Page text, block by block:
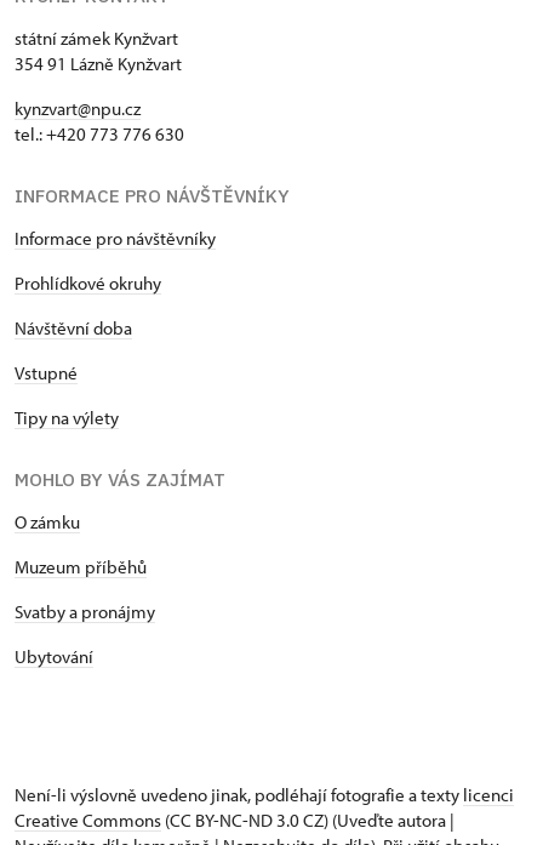
státní zámek Kynžvart
354 91 Lázně Kynžvart
kynzvart@npu.cz
tel.: +420 773 776 630
INFORMACE PRO NÁVŠTĚVNÍKY
Informace pro návštěvníky
Prohlídkové okruhy
Návštěvní doba
Vstupné
Tipy na výlety
MOHLO BY VÁS ZAJÍMAT
O zámku
Muzeum příběhů
Svatby a pronájmy
Ubytování
Není-li výslovně uvedeno jinak, podléhají fotografie a texty licenci
Creative Commons (CC BY-NC-ND 3.0 CZ) (Uveďte autora |